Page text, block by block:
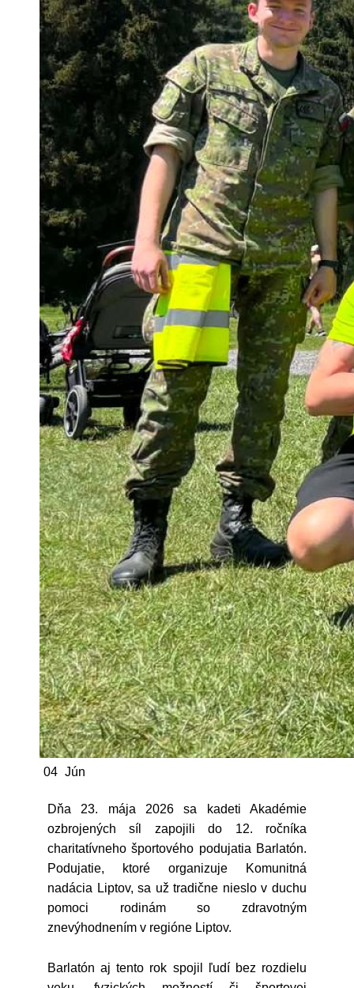
04 Jún
Dňa 23. mája 2026 sa kadeti Akadémie
ozbrojených síl zapojili do 12. ročníka
charitatívneho športového podujatia Barlatón.
Podujatie, ktoré organizuje Komunitná
nadácia Liptov, sa už tradične nieslo v duchu
pomoci rodinám so zdravotným
znevýhodnením v regióne Liptov.
Barlatón aj tento rok spojil ľudí bez rozdielu